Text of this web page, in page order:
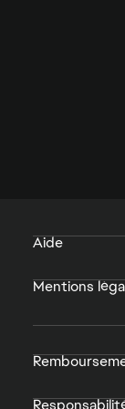
Aide
Mentions